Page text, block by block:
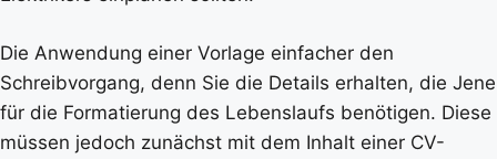
Die Anwendung einer Vorlage einfacher den
Schreibvorgang, denn Sie die Details erhalten, die Jene
für die Formatierung des Lebenslaufs benötigen. Diese
müssen jedoch zunächst mit dem Inhalt einer CV-